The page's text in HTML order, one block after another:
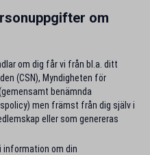
om
om dig får vi från bl.a. ditt
(CSN), Myndigheten för
benämnda
men främst från dig själv i
eller som genereras
information om din